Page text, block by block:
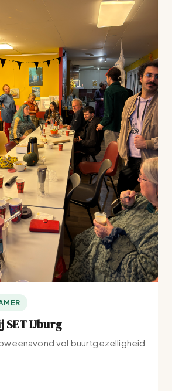
SET IJburg
vol buurtgezelligheid